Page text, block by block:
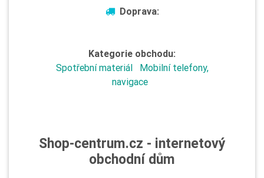
Doprava:
Kategorie obchodu:
Spotřební materiál
Mobilní telefony,
navigace
Shop-centrum.cz - internetový
obchodní dům